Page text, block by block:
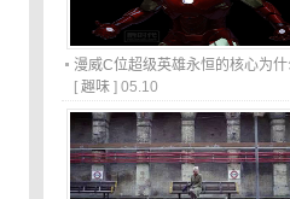
漫威C位超级英雄永恒的核心为什
[ 趣味 ] 05.10